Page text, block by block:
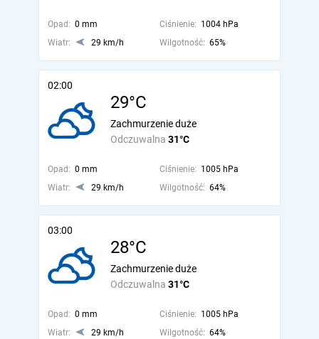
Opad: 0 mm Ciśnienie: 1004 hPa
Wiatr:
29 km/h Wilgotność: 65%
02:00
29°C
Odczuwalna 31°C
Zachmurzenie duże
Opad: 0 mm Ciśnienie: 1005 hPa
Wiatr:
29 km/h Wilgotność: 64%
03:00
28°C
Odczuwalna 31°C
Zachmurzenie duże
Opad: 0 mm Ciśnienie: 1005 hPa
Wiatr:
29 km/h Wilgotność: 64%